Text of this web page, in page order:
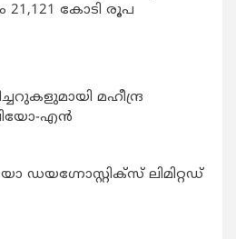
21,121 കോടി രൂപ
മഹീന്ദ്ര
എൻ
ഡയഗ്നോസ്റ്റിക്സ് ലിമിറ്റഡ്